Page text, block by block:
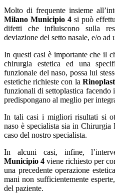
Molto di frequente insieme
Milano Municipio 4 si può
difetti che influiscono sulla
deviazione del setto nasale, e/o
In questi casi è importante che il
chirurgia estetica ed una
funzionale del naso, possa lui
estetiche richieste con la
funzionali di settoplastica facendo
predispongano al meglio per
In tali casi i migliori risultati si
naso è specialista sia in
caso del nostro specialista.
In alcuni casi, infine,
Municipio 4 viene richiesto per
una precedente operazione
mani non sufficientemente
del paziente.